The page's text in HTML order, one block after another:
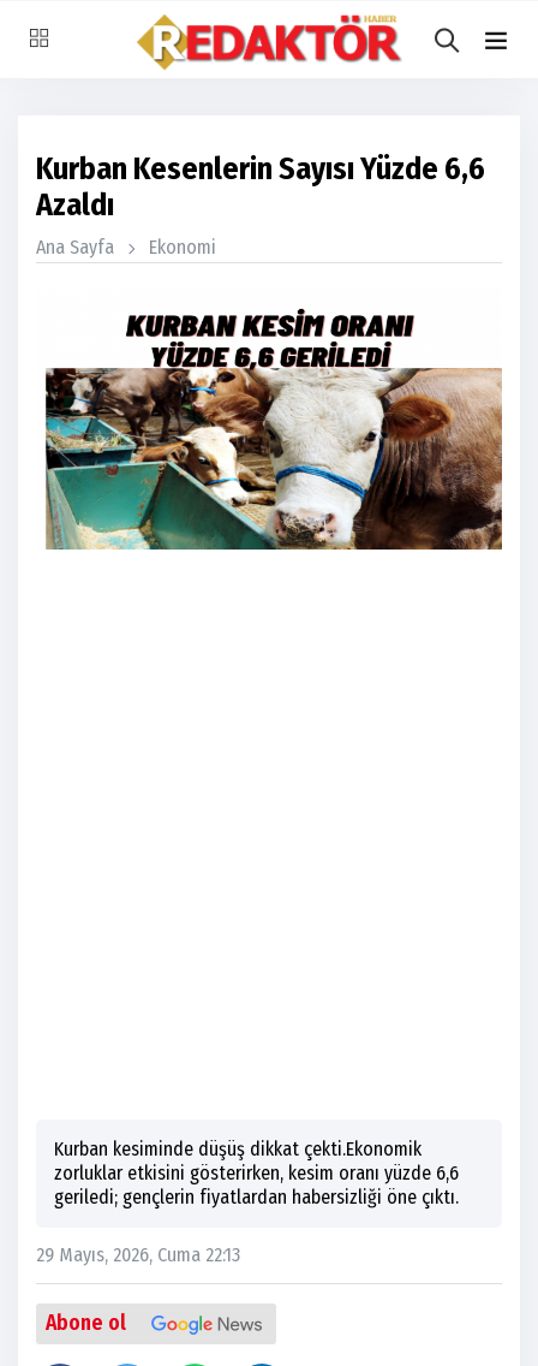
Kurban Kesenlerin Sayısı Yüzde 6,6
Azaldı
Ana Sayfa Ekonomi
Kurban kesiminde düşüş dikkat çekti.Ekonomik
zorluklar etkisini gösterirken, kesim oranı yüzde 6,6
geriledi; gençlerin fiyatlardan habersizliği öne çıktı.
29 Mayıs, 2026, Cuma 22:13
Abone ol